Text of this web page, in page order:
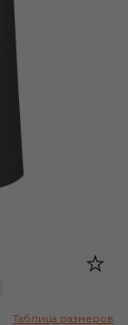
Таблица размеров